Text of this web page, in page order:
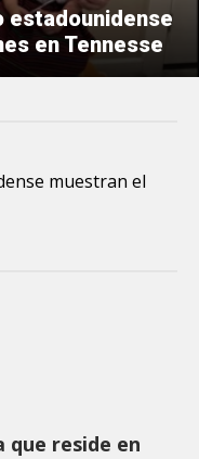
estadounidense
en Tennesse
muestran el
que reside en